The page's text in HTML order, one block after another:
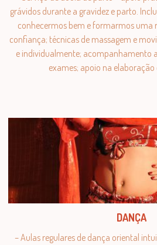
grávidos durante a gravidez e parto.
conhecermos bem e formarmos uma
confiança; técnicas de massagem e
e individualmente; acompanhamento
exames; apoio na
DANÇA
– Aulas regulares de dança oriental